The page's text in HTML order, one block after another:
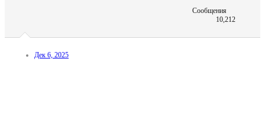
Сообщения
10,212
Дек 6, 2025